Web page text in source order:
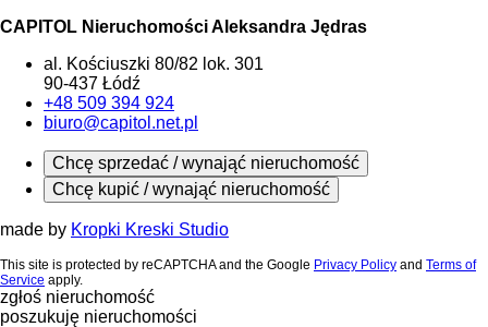
CAPITOL Nieruchomości Aleksandra Jędras
al. Kościuszki 80/82 lok. 301
90-437 Łódź
+48 509 394 924
biuro@capitol.net.pl
Chcę sprzedać / wynająć nieruchomość
Chcę kupić / wynająć nieruchomość
made by Kropki Kreski Studio
This site is protected by reCAPTCHA and the Google Privacy Policy and Terms of
Service apply.
zgłoś nieruchomość
poszukuję nieruchomości